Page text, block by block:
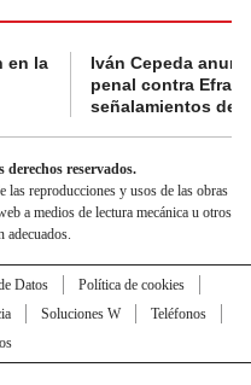
en la
Iván Cepeda
penal contra
señalamientos de
reservados.
reproducciones y usos de las obras
a medios de lectura mecánica u otros
adecuados.
Datos
Política de cookies
Soluciones W
Teléfonos